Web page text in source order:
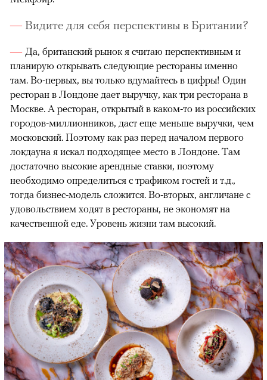
Видите для себя перспективы в Британии?
Да, британский рынок я считаю перспективным и
планирую открывать следующие рестораны именно
там. Во-первых, вы только вдумайтесь в цифры! Один
ресторан в Лондоне дает выручку, как три ресторана в
Москве. А ресторан, открытый в каком-то из российских
городов-миллионников, даст еще меньше выручки, чем
московский. Поэтому как раз перед началом первого
локдауна я искал подходящее место в Лондоне. Там
достаточно высокие арендные ставки, поэтому
необходимо определиться с трафиком гостей и т.д.,
тогда бизнес-модель сложится. Во-вторых, англичане с
удовольствием ходят в рестораны, не экономят на
качественной еде. Уровень жизни там высокий.